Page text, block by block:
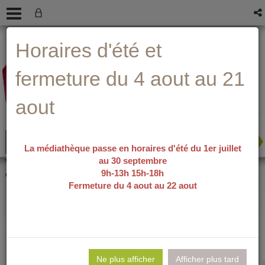
menu
contenu
recherche
Vous êtes ici :
Détail du
document
Je t'aime à la
Horaires d'été et
fermeture du 4 aout au 21
aout
La médiathèque passe en horaires d'été du 1er juillet
au 30 septembre
9h-13h 15h-18h
Fermeture du 4 aout au 22 aout
Ne plus afficher Afficher plus tard